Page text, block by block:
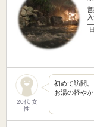
20代 女
性
初めて訪問
お湯の軽や